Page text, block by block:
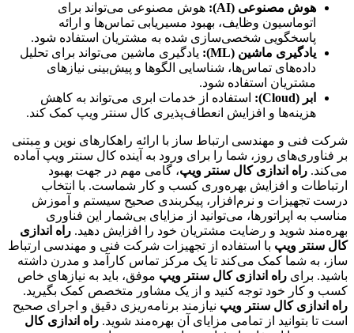
هوش مصنوعی (AI):
هوش مصنوعی می‌تواند برای
اتوماسیون وظایف، بهبود مسیریابی تماس‌ها و ارائه
پاسخگویی شخصی‌سازی شده به مشتریان استفاده شود.
یادگیری ماشین (ML):
یادگیری ماشین می‌تواند برای تحلیل
داده‌های تماس‌ها، شناسایی الگوها و پیش‌بینی نیازهای
مشتریان استفاده شود.
ابر (Cloud):
استفاده از خدمات ابری می‌تواند به کاهش
هزینه‌ها و افزایش انعطاف‌پذیری کال سنتر ویپ کمک کند.
شرکت فنی و مهندسی ارتباط ساز با ارائه راهکارهای نوین و مبتنی
بر فناوری‌های روز، شما را برای ورود به آینده کال سنتر ویپ آماده
می‌کند. راه اندازی کال سنتر ویپ، گامی مهم در جهت بهبود
ارتباطات و افزایش بهره‌وری کسب و کار شماست. با انتخاب
درست تجهیزات و نرم‌افزار، پیکربندی صحیح سیستم و آموزش
مناسب به اپراتورها، می‌توانید از مزایای بی‌شمار این فناوری
بهره‌مند شوید و رضایت مشتریان خود را افزایش دهید. راه اندازی
کال سنتر ویپ با استفاده از تجهیزات شرکت فنی و مهندسی ارتباط
ساز، به شما کمک می‌کند تا یک مرکز تماس کارآمد و مدرن داشته
باشید. برای راه اندازی کال سنتر ویپ موفق، باید به نیازهای خاص
کسب و کار خود توجه کنید و از یک مشاور متخصص کمک بگیرید.
راه اندازی کال سنتر ویپ نیازمند برنامه‌ریزی دقیق و اجرای صحیح
است تا بتوانید از تمامی مزایای آن بهره‌مند شوید. راه اندازی کال